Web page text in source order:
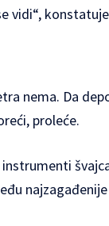
vidi“,
nema. Da
proleće.